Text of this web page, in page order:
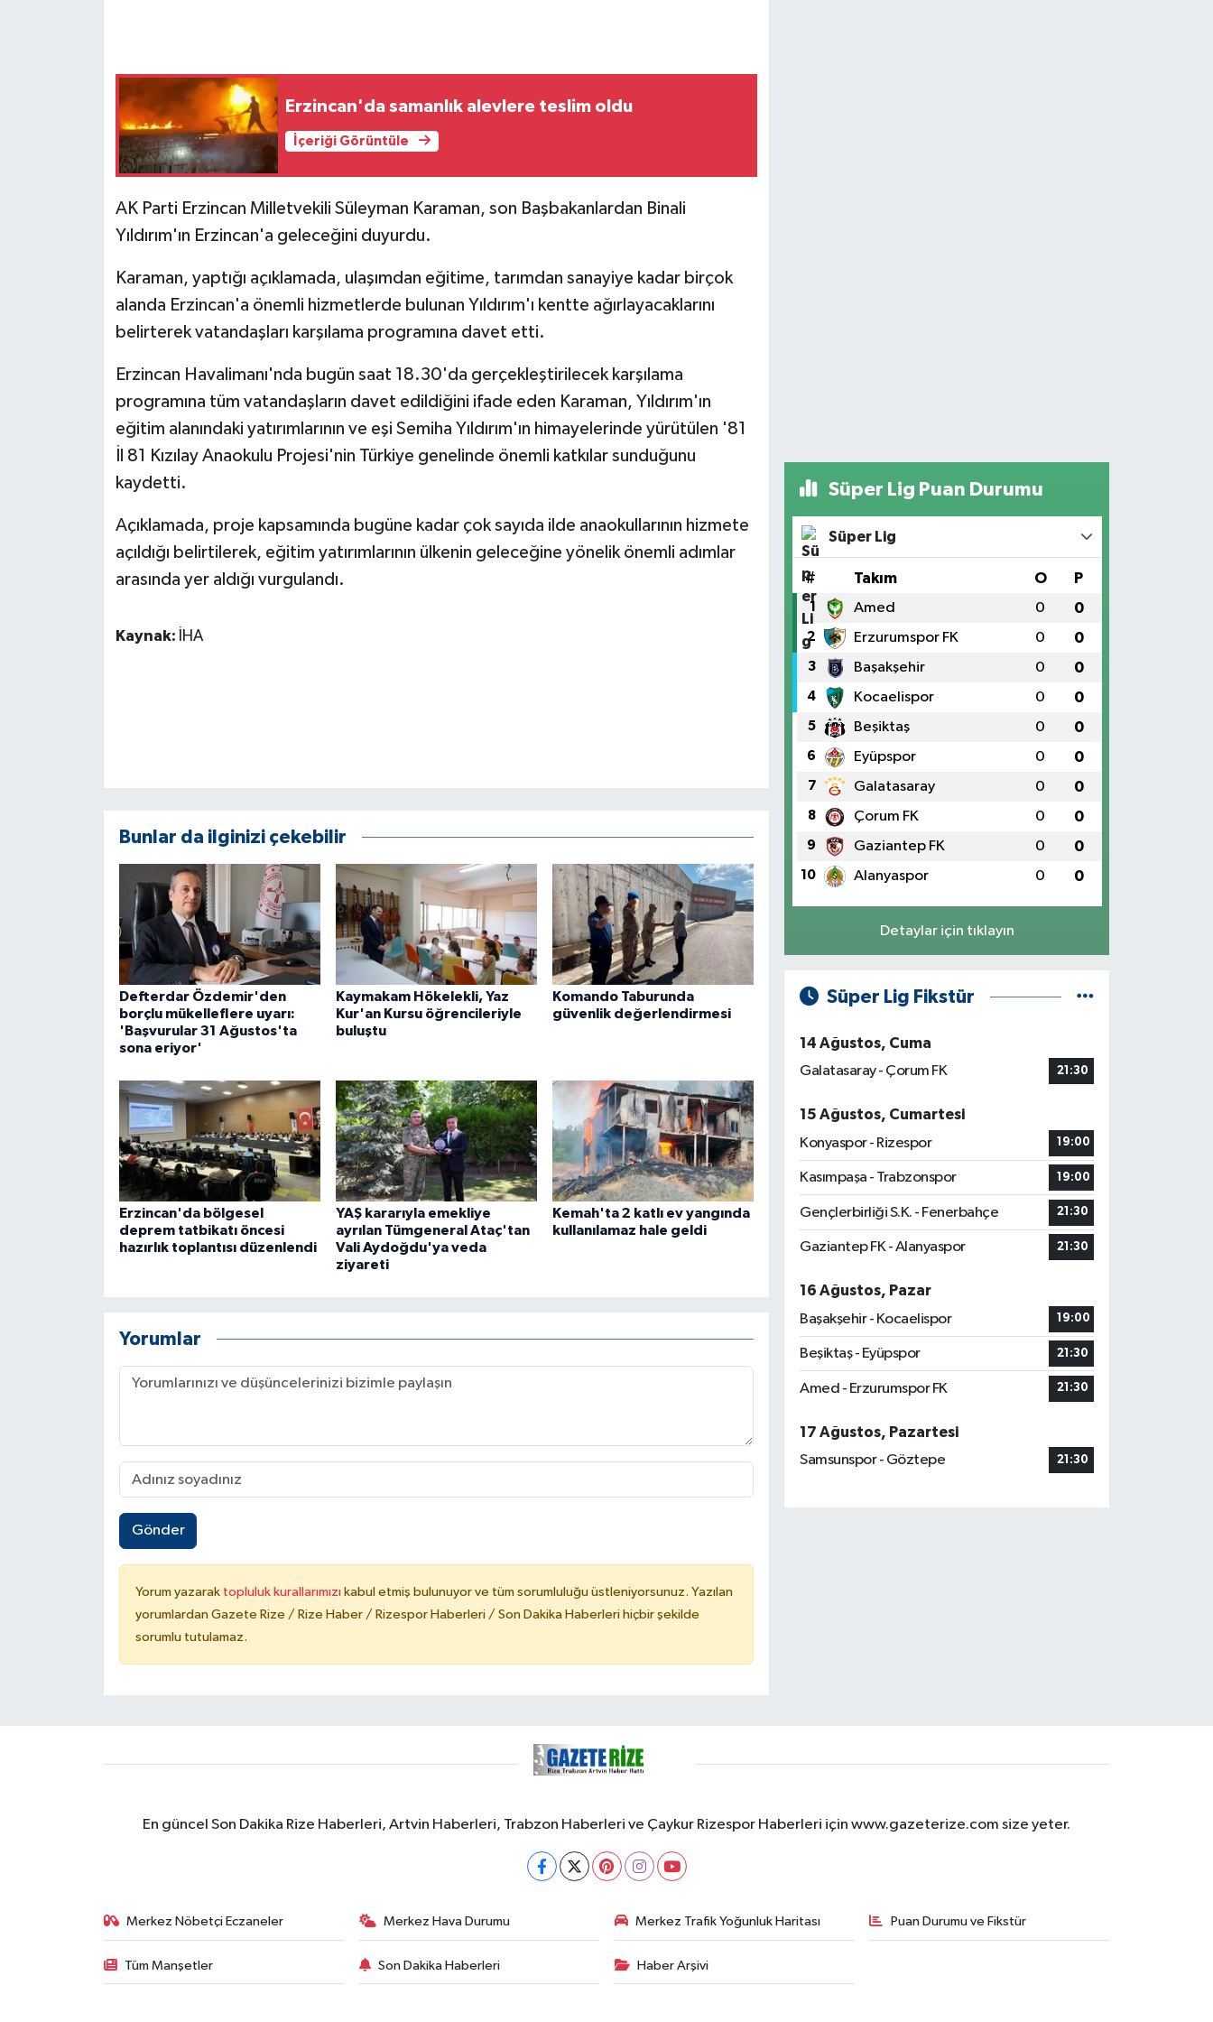
Erzincan'da samanlık alevlere teslim oldu
İçeriği Görüntüle
AK Parti Erzincan Milletvekili Süleyman Karaman, son Başbakanlardan Binali
Yıldırım'ın Erzincan'a geleceğini duyurdu.
Karaman, yaptığı açıklamada, ulaşımdan eğitime, tarımdan sanayiye kadar birçok
alanda Erzincan'a önemli hizmetlerde bulunan Yıldırım'ı kentte ağırlayacaklarını
belirterek vatandaşları karşılama programına davet etti.
Erzincan Havalimanı'nda bugün saat 18.30'da gerçekleştirilecek karşılama
programına tüm vatandaşların davet edildiğini ifade eden Karaman, Yıldırım'ın
eğitim alanındaki yatırımlarının ve eşi Semiha Yıldırım'ın himayelerinde yürütülen '81
İl 81 Kızılay Anaokulu Projesi'nin Türkiye genelinde önemli katkılar sunduğunu
kaydetti.
Açıklamada, proje kapsamında bugüne kadar çok sayıda ilde anaokullarının hizmete
açıldığı belirtilerek, eğitim yatırımlarının ülkenin geleceğine yönelik önemli adımlar
arasında yer aldığı vurgulandı.
Kaynak: İHA
Bunlar da ilginizi çekebilir
Defterdar Özdemir'den
borçlu mükelleflere uyarı:
'Başvurular 31 Ağustos'ta
sona eriyor'
Kaymakam Hökelekli, Yaz
Kur'an Kursu öğrencileriyle
buluştu
Komando Taburunda
güvenlik değerlendirmesi
Erzincan'da bölgesel
deprem tatbikatı öncesi
hazırlık toplantısı düzenlendi
YAŞ kararıyla emekliye
ayrılan Tümgeneral Ataç'tan
Vali Aydoğdu'ya veda
ziyareti
Kemah'ta 2 katlı ev yangında
kullanılamaz hale geldi
Yorumlar
Gönder
Yorum yazarak topluluk kurallarımızı kabul etmiş bulunuyor ve tüm sorumluluğu üstleniyorsunuz. Yazılan
yorumlardan Gazete Rize / Rize Haber / Rizespor Haberleri / Son Dakika Haberleri hiçbir şekilde
sorumlu tutulamaz.
Süper Lig Puan Durumu
Süper Lig
# Takım O P
1 Amed 0 0
2 Erzurumspor FK 0 0
3 Başakşehir 0 0
4 Kocaelispor 0 0
5 Beşiktaş 0 0
6 Eyüpspor 0 0
7 Galatasaray 0 0
8 Çorum FK 0 0
9 Gaziantep FK 0 0
10 Alanyaspor 0 0
Detaylar için tıklayın
Süper Lig Fikstür
14 Ağustos, Cuma
Galatasaray - Çorum FK
21:30
15 Ağustos, Cumartesi
Konyaspor - Rizespor
19:00
Kasımpaşa - Trabzonspor 19:00
Gençlerbirliği S.K. - Fenerbahçe 21:30
Gaziantep FK - Alanyaspor 21:30
16 Ağustos, Pazar
Başakşehir - Kocaelispor
19:00
Beşiktaş - Eyüpspor 21:30
Amed - Erzurumspor FK 21:30
17 Ağustos, Pazartesi
Samsunspor - Göztepe
21:30
En güncel Son Dakika Rize Haberleri, Artvin Haberleri, Trabzon Haberleri ve Çaykur Rizespor Haberleri için www.gazeterize.com size yeter.
Merkez Nöbetçi Eczaneler Merkez Hava Durumu Merkez Trafik Yoğunluk Haritası Puan Durumu ve Fikstür
Tüm Manşetler Son Dakika Haberleri Haber Arşivi
HABERDE İNSAN
İş Dünyası
KÜLTÜR SANAT
POLİTİKA
Yerel Haberler